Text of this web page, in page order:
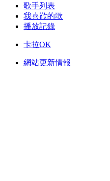
歌手列表
我喜歡的歌
播放記錄
卡拉OK
網站更新情報